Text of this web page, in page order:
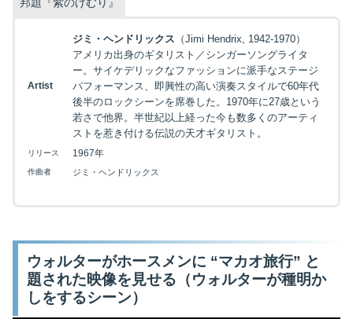
Artist
ジミ・ヘンドリックス （Jimi Hendrix, 1942-1970）
アメリカ出身のギタリスト／シンガーソングライタ
ー。サイケデリックなファッションに派手なステージ
パフォーマンス、即興性の高い演奏スタイルで60年代
後半のロックシーンを席巻した。1970年に27歳という
若さで他界。半世紀以上経った今も数多くのアーティ
ストを惹き付ける伝説の天才ギタリスト。
リリース 1967年
作曲者 ジミ・ヘンドリックス
ウォルターがホースメンに “マカオ旅行” と
題された映像を見せる（ウォルターが種明か
しをするシーン）